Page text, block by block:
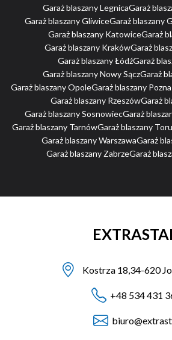
Garaż blaszany LegnicaGaraż
Garaż blaszany GliwiceGaraż blaszany
Garaż blaszany KatowiceGaraż
Garaż blaszany KrakówGaraż
Garaż blaszany ŁódźGaraż
Garaż blaszany Nowy SączGaraż
Garaż blaszany OpoleGaraż blaszany
Garaż blaszany RzeszówGaraż
Garaż blaszany SosnowiecGaraż
Garaż blaszany TarnówGaraż blaszany
Garaż blaszany WarszawaGaraż
Garaż blaszany ZabrzeGaraż
Kostrza 18,34-620
+48 534 431